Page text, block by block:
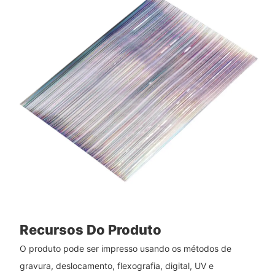
Recursos Do Produto
O produto pode ser impresso usando os métodos de
gravura, deslocamento, flexografia, digital, UV e